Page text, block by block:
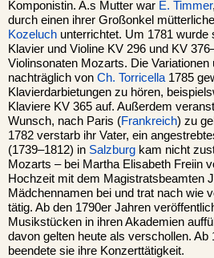
Komponistin. A.s Mutter war E. Timmer
durch einen ihrer Großonkel
Kozeluch unterrichtet. Um 1781 wurde
Klavier und Violine KV 296 und KV
Violinsonaten Mozarts. Die Variationen
nachträglich von Ch. Torricella 1785
Klavierdarbietungen zu hören,
Klaviere KV 365 auf. Außerdem
Wunsch, nach Paris (Frankreich) zu
1782 verstarb ihr Vater, ein
(1739–1812) in Salzburg kam nicht
Mozarts – bei Martha Elisabeth Freiin
Hochzeit mit dem Magistratsbeamten
Mädchennamen bei und trat nach wie
tätig. Ab den 1790er Jahren
Musikstücken in ihren Akademien
davon gelten heute als verschollen.
beendete sie ihre Konzerttätigkeit.